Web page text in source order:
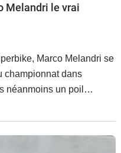
Melandri le vrai
Marco Melandri se
championnat dans
néanmoins un poil